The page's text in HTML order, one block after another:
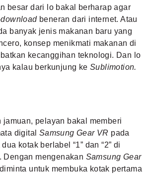
besar dari lo bakal berharap agar
download beneran dari internet. Atau
banyak jenis makanan baru yang
konsep menikmati makanan di
kecanggihan teknologi. Dan lo
kalau berkunjung ke Sublimotion.
jamuan, pelayan bakal memberi
digital Samsung Gear VR pada
kotak berlabel “1” dan “2” di
Dengan mengenakan Samsung Gear
untuk membuka kotak pertama